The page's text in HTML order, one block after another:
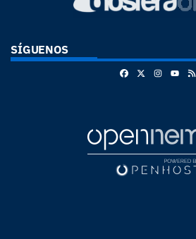
SÍGUENOS
FacebookInstagram